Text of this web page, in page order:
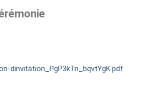
dinvitation_PgP3kTn_bqvtYgK.pdf